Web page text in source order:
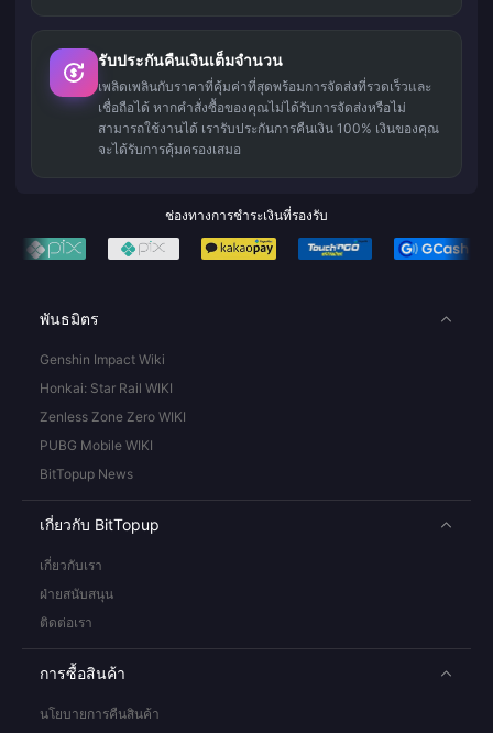
รับประกันคืนเงินเต็มจำนวน
เพลิดเพลินกับราคาที่คุ้มค่าที่สุดพร้อมการจัดส่งที่รวดเร็วและ
เชื่อถือได้ หากคำสั่งซื้อของคุณไม่ได้รับการจัดส่งหรือไม่
สามารถใช้งานได้ เรารับประกันการคืนเงิน 100% เงินของคุณ
จะได้รับการคุ้มครองเสมอ
ช่องทางการชำระเงินที่รองรับ
พันธมิตร
Genshin Impact Wiki
Honkai: Star Rail WIKI
Zenless Zone Zero WIKI
PUBG Mobile WIKI
BitTopup News
เกี่ยวกับ BitTopup
เกี่ยวกับเรา
ฝ่ายสนับสนุน
ติดต่อเรา
การซื้อสินค้า
นโยบายการคืนสินค้า